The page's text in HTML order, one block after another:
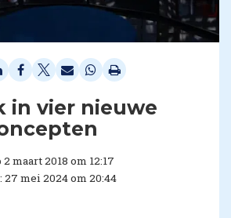
in vier nieuwe
maart 2018 om 12:17
mei 2024 om 20:44